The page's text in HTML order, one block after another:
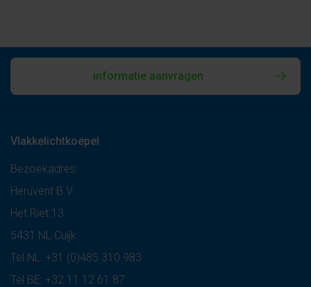
informatie aanvragen
Vlakkelichtkoepel
Bezoekadres:
Heruvent B.V.
Het Riet 13
5431 NL Cuijk
Tel NL: +31 (0)485 310 983
Tel BE: +32 11 12 61 87